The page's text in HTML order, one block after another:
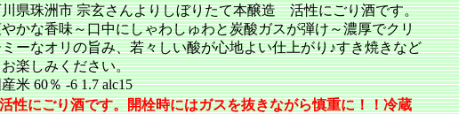
県珠洲市 宗玄さんよりしぼりたて本醸造 活性にごり酒です。
かな香味～口中にしゃわしゅわと炭酸ガスが弾け～濃厚でクリ
ーなオリの旨み、若々しい酸が心地よい仕上がり♪すき焼きなど
楽しみください。
米 60％ -6 1.7 alc15
性にごり酒です。開栓時にはガスを抜きながら慎重に！！冷蔵